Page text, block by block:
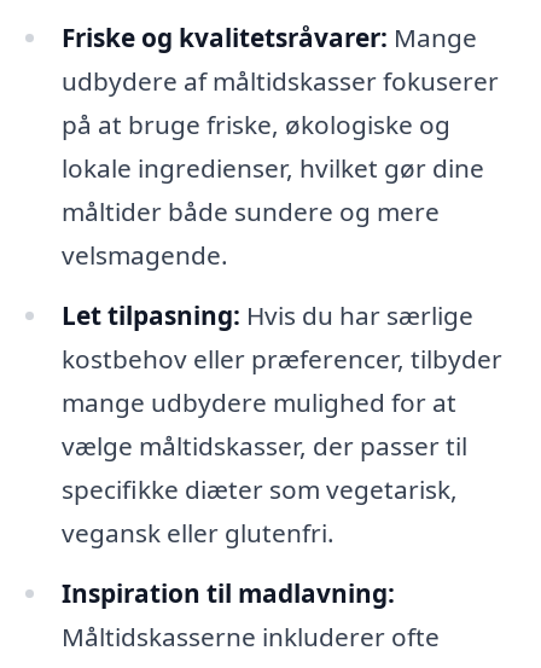
Friske og kvalitetsråvarer: Mange
udbydere af måltidskasser fokuserer
på at bruge friske, økologiske og
lokale ingredienser, hvilket gør dine
måltider både sundere og mere
velsmagende.
Let tilpasning: Hvis du har særlige
kostbehov eller præferencer, tilbyder
mange udbydere mulighed for at
vælge måltidskasser, der passer til
specifikke diæter som vegetarisk,
vegansk eller glutenfri.
Inspiration til madlavning:
Måltidskasserne inkluderer ofte